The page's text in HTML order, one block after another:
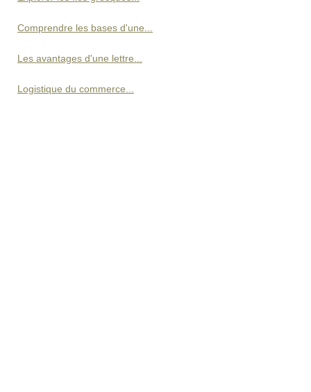
Comprendre les bases d'une...
Les avantages d'une lettre...
Logistique du commerce...